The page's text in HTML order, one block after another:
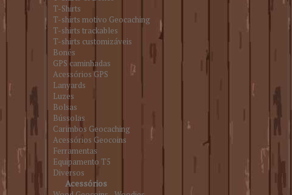
T-Shirts
T-shirts motivo Geocaching
T-shirts trackables
T-shirts customizáveis
Bonés
GPS caminhadas
Acessórios GPS
Lanyards
Luzes
Bolsas
Bússolas
Carimbos Geocaching
Acessórios Geocoins
Ferramentas
Equipamento T5
Diversos
Acessórios